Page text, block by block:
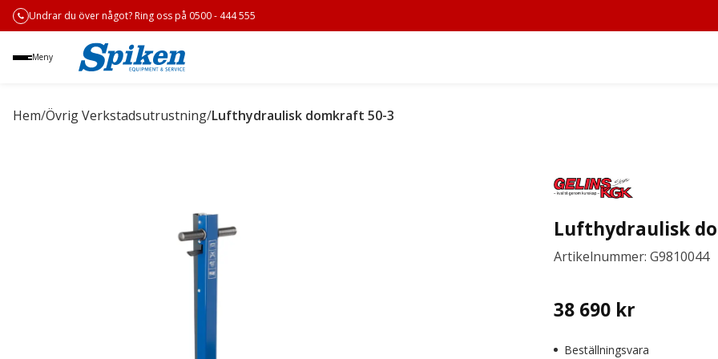
Undrar du över något? Ring oss på 0500 - 444 555
Meny
Hem/Övrig Verkstadsutrustning/Lufthydraulisk domkraft 50-3
Lufthydraulisk
Artikelnummer: G9810044
38 690 kr
Beställningsvara